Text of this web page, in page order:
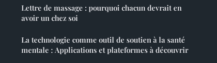
Lettre de massage : pourquoi chacun devrait en
avoir un chez soi
La technologie comme outil de soutien à la santé
mentale : Applications et plateformes à découvrir